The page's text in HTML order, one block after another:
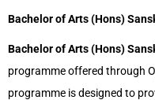
Bachelor of Arts (Hons)
Bachelor of Arts (Hons)
programme offered through
programme is designed to